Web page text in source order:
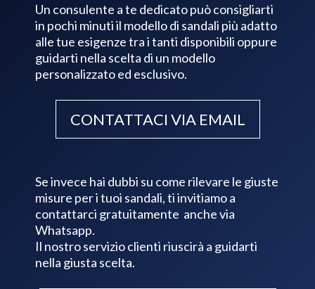
Un consulente a te dedicato può consigliarti
in pochi minuti il modello di sandali più adatto
alle tue esigenze tra i tanti disponibili oppure
guidarti nella scelta di un modello
personalizzato ed esclusivo.
CONTATTACI VIA EMAIL
Se invece hai dubbi su come rilevare le giuste
misure per i tuoi sandali, ti invitiamo a
contattarci gratuitamente anche via
Whatsapp.
Il nostro servizio clienti riuscirà a guidarti
nella giusta scelta.